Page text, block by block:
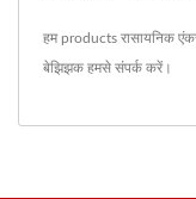
हम products रासायनिक
बेझिझक हमसे संपर्क करें।